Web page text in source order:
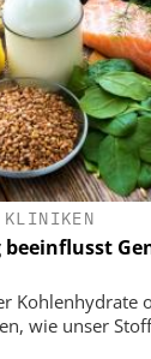
KLINIKEN
Kohlenhydrate
wie unser